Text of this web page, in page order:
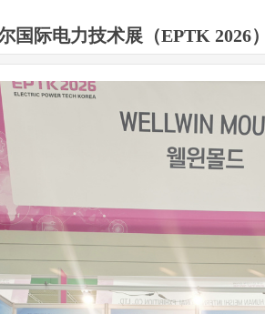
国际电力技术展（EPTK 2026